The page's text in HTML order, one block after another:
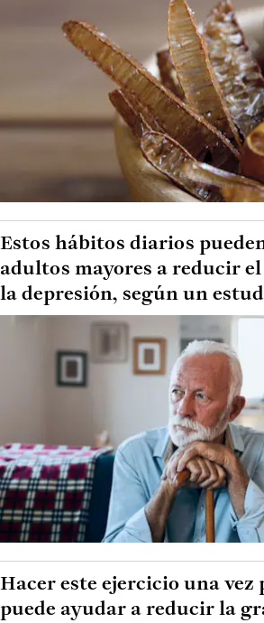
Estos hábitos diarios
adultos mayores a reducir
la depresión, según un
Hacer este ejercicio una vez
puede ayudar a reducir la